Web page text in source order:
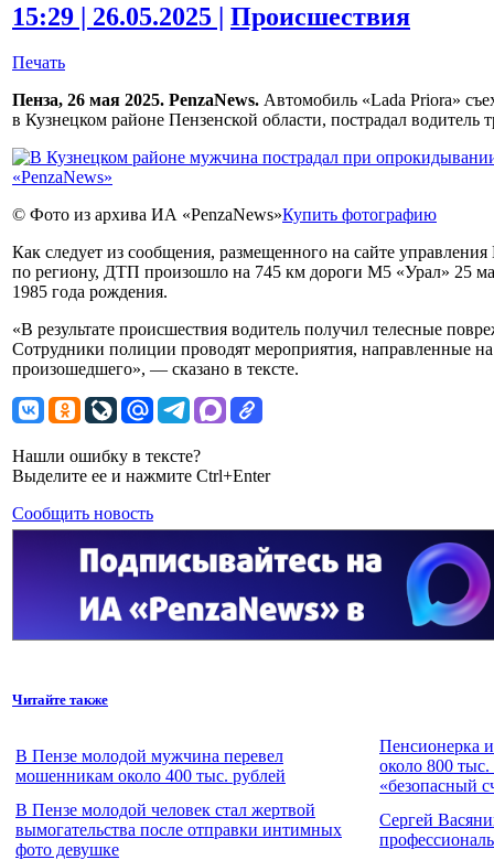
15:29 | 26.05.2025 | Происшествия
Печать
Пенза, 26 мая 2025. PenzaNews. Автомобиль «Lada Priora»
в Кузнецком районе Пензенской области, пострадал водитель
© Фото из архива ИА «PenzaNews»Купить фотографию
Как следует из сообщения, размещенного на сайте
по региону, ДТП произошло на 745 км дороги М5 «Урал» 25
1985 года рождения.
«В результате происшествия водитель получил телесные
Сотрудники полиции проводят мероприятия, направленные на
произошедшего», — сказано в тексте.
Нашли ошибку в тексте?
Выделите ее и нажмите Ctrl+Enter
Сообщить новость
Читайте также
В Пензе молодой мужчина перевел
мошенникам около 400 тыс. рублей
Пенсионерка
около 800
«безопасный
В Пензе молодой человек стал жертвой
вымогательства после отправки интимных
фото девушке
Сергей